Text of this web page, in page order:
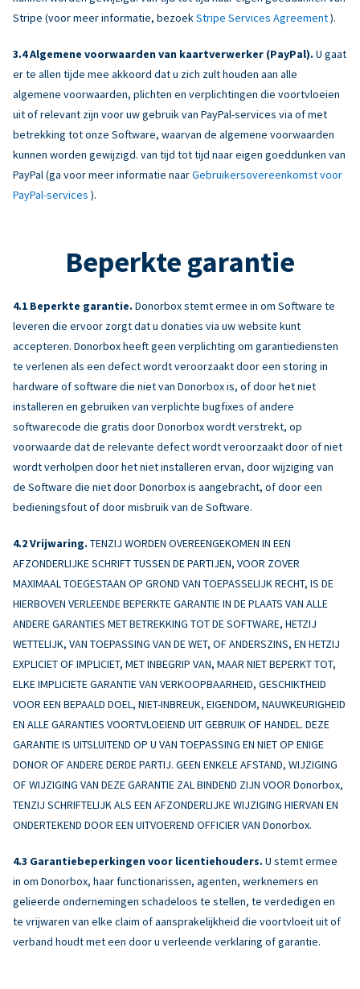
Stripe (voor meer informatie, bezoek Stripe Services Agreement).
Algemene voorwaarden van kaartverwerker (PayPal). U gaat
er te allen tijde mee akkoord dat u zich zult houden aan alle
algemene voorwaarden, plichten en verplichtingen die voortvloeien
uit of relevant zijn voor uw gebruik van PayPal-services via of met
betrekking tot onze Software, waarvan de algemene voorwaarden
kunnen worden gewijzigd. van tijd tot tijd naar eigen goeddunken van
PayPal (ga voor meer informatie naarGebruikersovereenkomst voor
PayPal-services ).
Beperkte garantie
Beperkte garantie. Donorbox stemt ermee in om Software te
leveren die ervoor zorgt dat u donaties via uw website kunt
accepteren. Donorbox heeft geen verplichting om garantiediensten
te verlenen als een defect wordt veroorzaakt door een storing in
hardware of software die niet van Donorbox is, of door het niet
installeren en gebruiken van verplichte bugfixes of andere
softwarecode die gratis door Donorbox wordt verstrekt, op
voorwaarde dat de relevante defect wordt veroorzaakt door of niet
wordt verholpen door het niet installeren ervan, door wijziging van
de Software die niet door Donorbox is aangebracht, of door een
bedieningsfout of door misbruik van de Software.
Vrijwaring. TENZIJ WORDEN OVEREENGEKOMEN IN EEN
AFZONDERLIJKE SCHRIFT TUSSEN DE PARTIJEN, VOOR ZOVER
MAXIMAAL TOEGESTAAN OP GROND VAN TOEPASSELIJK RECHT, IS DE
HIERBOVEN VERLEENDE BEPERKTE GARANTIE IN DE PLAATS VAN ALLE
ANDERE GARANTIES MET BETREKKING TOT DE SOFTWARE, HETZIJ
WETTELIJK, VAN TOEPASSING VAN DE WET, OF ANDERSZINS, EN HETZIJ
EXPLICIET OF IMPLICIET, MET INBEGRIP VAN, MAAR NIET BEPERKT TOT,
ELKE IMPLICIETE GARANTIE VAN VERKOOPBAARHEID, GESCHIKTHEID
VOOR EEN BEPAALD DOEL, NIET-INBREUK, EIGENDOM, NAUWKEURIGHEID
EN ALLE GARANTIES VOORTVLOEIEND UIT GEBRUIK OF HANDEL. DEZE
GARANTIE IS UITSLUITEND OP U VAN TOEPASSING EN NIET OP ENIGE
DONOR OF ANDERE DERDE PARTIJ. GEEN ENKELE AFSTAND, WIJZIGING
OF WIJZIGING VAN DEZE GARANTIE ZAL BINDEND ZIJN VOOR Donorbox,
TENZIJ SCHRIFTELIJK ALS EEN AFZONDERLIJKE WIJZIGING HIERVAN EN
ONDERTEKEND DOOR EEN UITVOEREND OFFICIER VAN Donorbox.
Garantiebeperkingen voor licentiehouders. U stemt ermee
in om Donorbox, haar functionarissen, agenten, werknemers en
gelieerde ondernemingen schadeloos te stellen, te verdedigen en
te vrijwaren van elke claim of aansprakelijkheid die voortvloeit uit of
verband houdt met een door u verleende verklaring of garantie.